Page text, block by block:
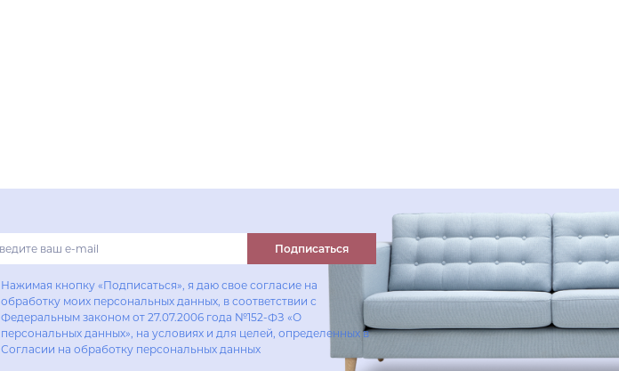
Подписаться
Нажимая кнопку «Подписаться», я даю свое согласие на
обработку моих персональных данных, в соответствии с
Федеральным законом от 27.07.2006 года №152-ФЗ «О
персональных данных», на условиях и для целей, определенных в
Согласии на обработку персональных данных